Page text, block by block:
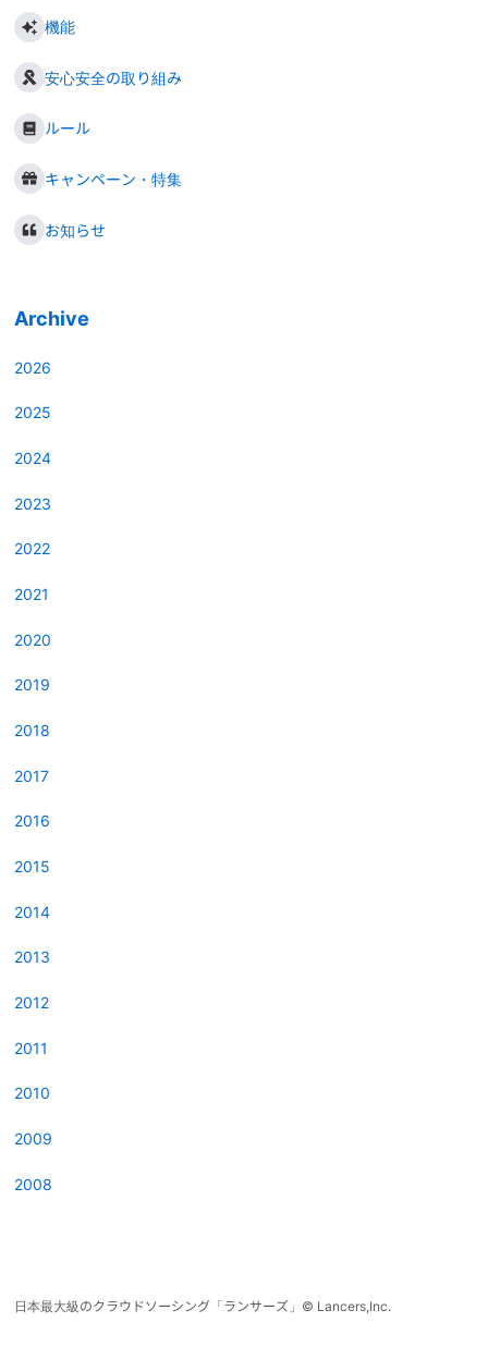
機能
安心安全の取り組み
ルール
キャンペーン・特集
お知らせ
Archive
2026
2025
2024
2023
2022
2021
2020
2019
2018
2017
2016
2015
2014
2013
2012
2011
2010
2009
2008
日本最大級のクラウドソーシング「ランサーズ」 © Lancers,Inc.